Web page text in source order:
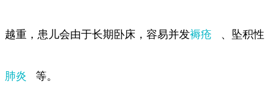
越重，患儿会由于长期卧床，容易并发褥疮 、坠积性
肺炎 等。